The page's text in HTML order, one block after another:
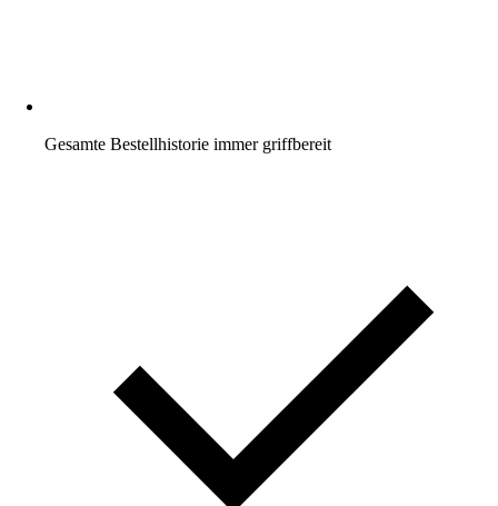
Gesamte Bestellhistorie immer griffbereit